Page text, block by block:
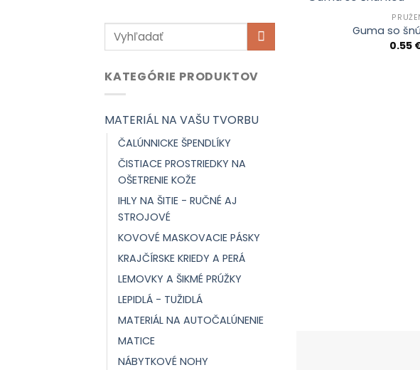
Hľadať:
KATEGÓRIE PRODUKTOV
MATERIÁL NA VAŠU TVORBU
ČALÚNNICKE ŠPENDLÍKY
ČISTIACE PROSTRIEDKY NA
OŠETRENIE KOŽE
IHLY NA ŠITIE - RUČNÉ AJ
STROJOVÉ
KOVOVÉ MASKOVACIE PÁSKY
KRAJČÍRSKE KRIEDY A PERÁ
LEMOVKY A ŠIKMÉ PRÚŽKY
LEPIDLÁ - TUŽIDLÁ
MATERIÁL NA AUTOČALÚNENIE
MATICE
NÁBYTKOVÉ NOHY
Guma so
0.55